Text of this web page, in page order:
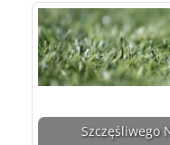
Szczęśliwego